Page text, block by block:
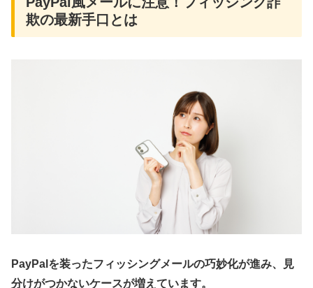
欺の最新手口とは
PayPalを装ったフィッシングメールの巧妙化が進み、見
分けがつかないケースが増えています。